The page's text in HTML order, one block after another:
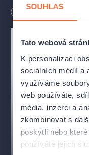
SOUHLAS
Tato webová
K personalizaci
sociálních médií a
využíváme
web používáte,
média, inzerci a
zkombinovat s
poskytli nebo
používáte jejich
TVŮRCI
Autor:
Gardner McKay
Režie:Lukáš Burian